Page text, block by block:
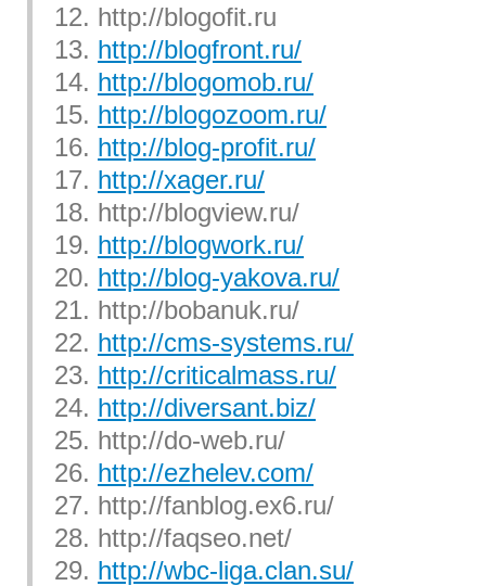
12. http://blogofit.ru
13. http://blogfront.ru/
14. http://blogomob.ru/
15. http://blogozoom.ru/
16. http://blog-profit.ru/
17. http://xager.ru/
18. http://blogview.ru/
19. http://blogwork.ru/
20. http://blog-yakova.ru/
21. http://bobanuk.ru/
22. http://cms-systems.ru/
23. http://criticalmass.ru/
24. http://diversant.biz/
25. http://do-web.ru/
26. http://ezhelev.com/
27. http://fanblog.ex6.ru/
28. http://faqseo.net/
29. http://wbc-liga.clan.su/